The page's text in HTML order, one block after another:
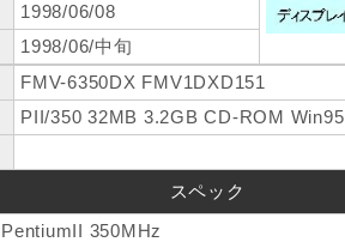
1998/06/08
1998/06/中旬
FMV-6350DX FMV1DXD151
PII/350 32MB 3.2GB CD-ROM Win95
スペック
PentiumII 350MHz